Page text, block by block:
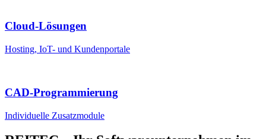
Cloud-Lösungen
Hosting, IoT- und Kundenportale
CAD-Programmierung
Individuelle Zusatzmodule